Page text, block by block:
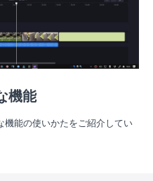
機能
機能の使いかたをご紹介してい